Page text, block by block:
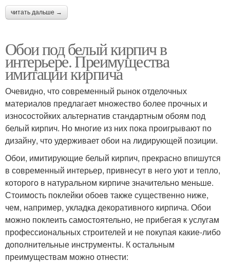
читать дальше →
Обои под белый кирпич в
интерьере. Преимущества
имитации кирпича
Очевидно, что современный рынок отделочных
материалов предлагает множество более прочных и
износостойких альтернатив стандартным обоям под
белый кирпич. Но многие из них пока проигрывают по
дизайну, что удерживает обои на лидирующей позиции.
Обои, имитирующие белый кирпич, прекрасно впишутся
в современный интерьер, привнесут в него уют и тепло,
которого в натуральном кирпиче значительно меньше.
Стоимость поклейки обоев также существенно ниже,
чем, например, укладка декоративного кирпича. Обои
можно поклеить самостоятельно, не прибегая к услугам
профессиональных строителей и не покупая какие-либо
дополнительные инструменты. К остальным
преимуществам можно отнести: